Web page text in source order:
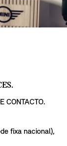
CONTACTO.
fixa nacional),